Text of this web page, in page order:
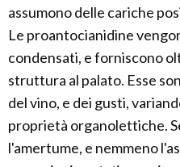
assumono delle cariche
Le proantocianidine
condensati, e forniscono
struttura al palato. Esse
del vino, e dei gusti,
proprietà organolettiche.
l'amertume, e nemmeno